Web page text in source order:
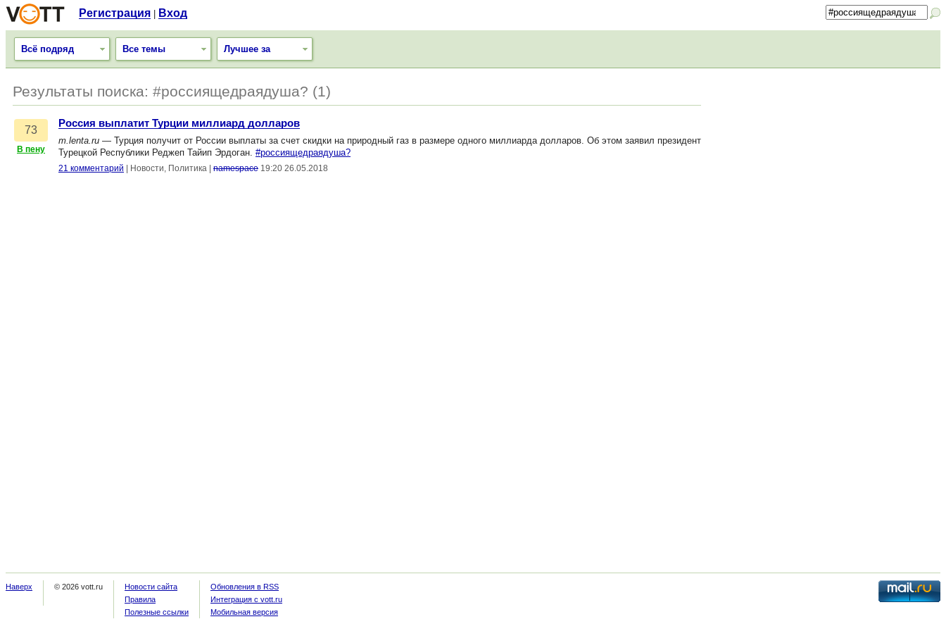
Регистрация Вход
Всё подряд Все темы Лучшее за
Результаты поиска: #россиящедраядуша? (1)
73
В пену
Россия выплатит Турции миллиард долларов
m.lenta.ru — Турция получит от России выплаты за счет скидки на природный газ в размере одного миллиарда долларов. Об этом заявил президент
Турецкой Республики Реджеп Тайип Эрдоган. #россиящедраядуша?
21 комментарий Новости, Политика namespace 19:20 26.05.2018
Наверх © 2026 vott.ru
Новости сайта
Правила
Полезные ссылки
Обновления в RSS
Интеграция с vott.ru
Мобильная версия